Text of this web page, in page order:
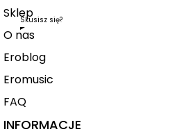
Sklep
O nas
Skusisz się?
Eroblog
Eromusic
FAQ
INFORMACJE